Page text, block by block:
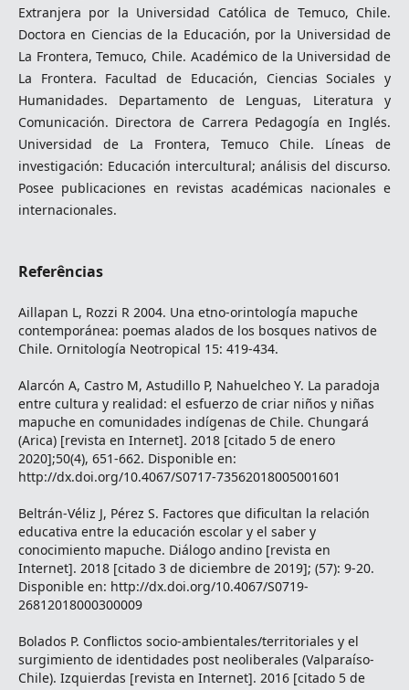
Extranjera por la Universidad Católica de Temuco, Chile.
Doctora en Ciencias de la Educación, por la Universidad de
La Frontera, Temuco, Chile. Académico de la Universidad de
La Frontera. Facultad de Educación, Ciencias Sociales y
Humanidades. Departamento de Lenguas, Literatura y
Comunicación. Directora de Carrera Pedagogía en Inglés.
Universidad de La Frontera, Temuco Chile. Líneas de
investigación: Educación intercultural; análisis del discurso.
Posee publicaciones en revistas académicas nacionales e
internacionales.
Referências
Aillapan L, Rozzi R 2004. Una etno-orintología mapuche
contemporánea: poemas alados de los bosques nativos de
Chile. Ornitología Neotropical 15: 419-434.
Alarcón A, Castro M, Astudillo P, Nahuelcheo Y. La paradoja
entre cultura y realidad: el esfuerzo de criar niños y niñas
mapuche en comunidades indígenas de Chile. Chungará
(Arica) [revista en Internet]. 2018 [citado 5 de enero
2020];50(4), 651-662. Disponible en:
http://dx.doi.org/10.4067/S0717-73562018005001601
Beltrán-Véliz J, Pérez S. Factores que dificultan la relación
educativa entre la educación escolar y el saber y
conocimiento mapuche. Diálogo andino [revista en
Internet]. 2018 [citado 3 de diciembre de 2019]; (57): 9-20.
Disponible en: http://dx.doi.org/10.4067/S0719-
26812018000300009
Bolados P. Conflictos socio-ambientales/territoriales y el
surgimiento de identidades post neoliberales (Valparaíso-
Chile). Izquierdas [revista en Internet]. 2016 [citado 5 de